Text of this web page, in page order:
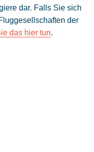
dar. Falls Sie sich
der
das hier tun.